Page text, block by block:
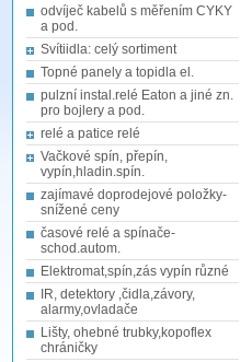
odvíječ kabelů s měřením CYKY
a pod.
Svítiidla: celý sortiment
Topné panely a topidla el.
pulzní instal.relé Eaton a jiné zn.
pro bojlery a pod.
relé a patice relé
Vačkové spín, přepín,
vypín,hladin.spín.
zajímavé doprodejové položky-
snížené ceny
časové relé a spínače-
schod.autom.
Elektromat,spín,zás vypín různé
IR, detektory ,čidla,závory,
alarmy,ovladače
Lišty, ohebné trubky,kopoflex
chráničky